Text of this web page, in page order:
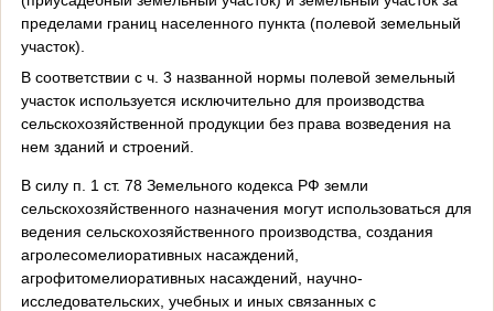
пределами границ населенного пункта (полевой земельный
участок).
В соответствии с ч. 3 названной нормы полевой земельный
участок используется исключительно для производства
сельскохозяйственной продукции без права возведения на
нем зданий и строений.
В силу п. 1 ст. 78 Земельного кодекса РФ земли
сельскохозяйственного назначения могут использоваться для
ведения сельскохозяйственного производства, создания
агролесомелиоративных насаждений,
агрофитомелиоративных насаждений, научно-
исследовательских, учебных и иных связанных с